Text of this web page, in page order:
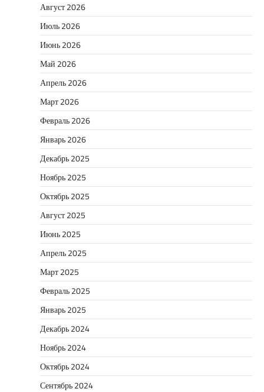
Август 2026
Июль 2026
Июнь 2026
Май 2026
Апрель 2026
Март 2026
Февраль 2026
Январь 2026
Декабрь 2025
Ноябрь 2025
Октябрь 2025
Август 2025
Июнь 2025
Апрель 2025
Март 2025
Февраль 2025
Январь 2025
Декабрь 2024
Ноябрь 2024
Октябрь 2024
Сентябрь 2024